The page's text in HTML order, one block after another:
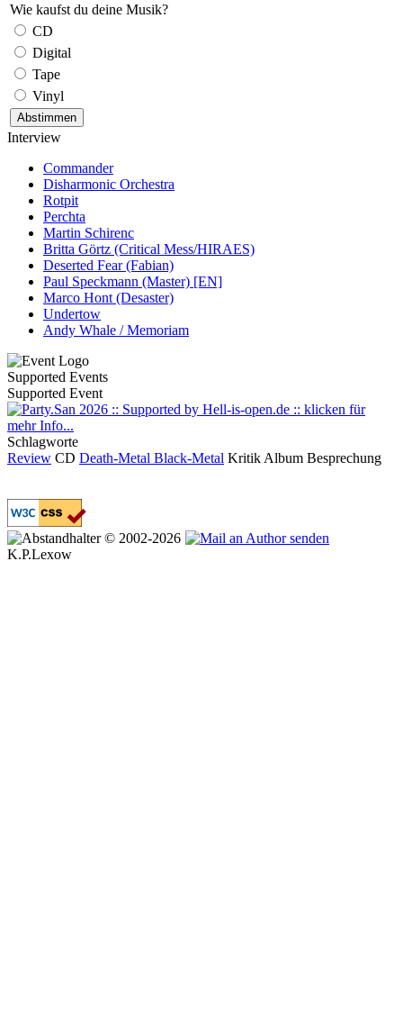
Wie kaufst du deine Musik?
CD
Digital
Tape
Vinyl
Interview
Commander
Disharmonic Orchestra
Rotpit
Perchta
Martin Schirenc
Britta Görtz (Critical Mess/HIRAES)
Deserted Fear (Fabian)
Paul Speckmann (Master) [EN]
Marco Hont (Desaster)
Undertow
Andy Whale / Memoriam
Supported Events
Supported Event
Schlagworte
Review CD Death-Metal Black-Metal Kritik Album Besprechung
© 2002-2026
K.P.Lexow